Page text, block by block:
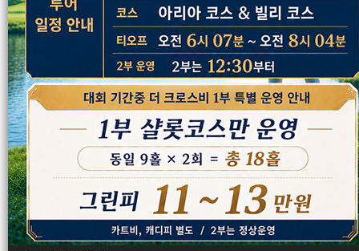
2026년 08월
일 월 화 수 목